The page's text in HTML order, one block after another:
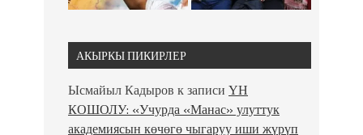
АКЫРКЫ ПИКИРЛЕР
Ысмайыл Кадыров к записи ҮН
КОШОЛУ: «Учурда «Манас» улуттук
академиясын көчөгө чыгаруу иши жүрүп